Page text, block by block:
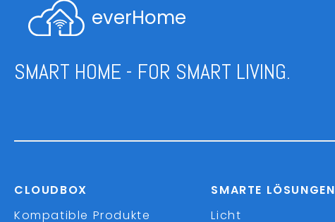
everHome
SMART HOME - FOR SMART LIVING.
CLOUDBOX
Kompatible Produkte
SMARTE LÖSUNGEN
Licht